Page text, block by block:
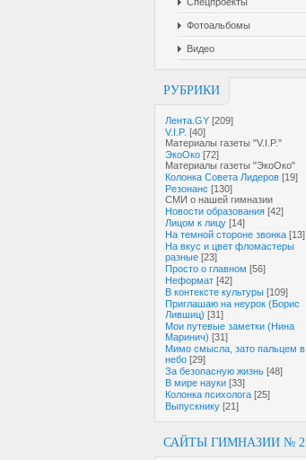
Фотоальбомы
Видео
РУБРИКИ
Лента.GY [209]
V.I.P. [40]
Материалы газеты "V.I.P."
ЭкоОко [72]
Материалы газеты "ЭкоОко"
Колонка Совета Лидеров [19]
Резонанс [130]
СМИ о нашей гимназии
Новости образования [42]
Лицом к лицу [14]
На темной стороне звонка [13]
На вкус и цвет фломастеры
разные [23]
Просто о главном [56]
Неформат [42]
В контексте культуры [109]
Приглашаю на неурок (Борис
Лившиц) [31]
Мои путевые заметки (Нина
Маринич) [31]
Мимо смысла, зато пальцем в
небо [29]
За безопасную жизнь [48]
В мире науки [33]
Колонка психолога [25]
Выпускнику [21]
САЙТЫ ГИМНАЗИИ № 2